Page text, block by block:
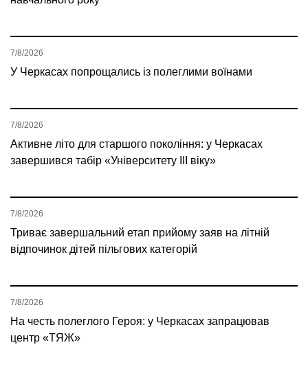
У Черкасах попрощались із полеглими воїнами
7/8/2026
Активне літо для старшого покоління: у Черкасах
завершився табір «Університету ІІІ віку»
7/8/2026
Триває завершальний етап прийому заяв на літній
відпочинок дітей пільгових категорій
7/8/2026
На честь полеглого Героя: у Черкасах запрацював
центр «ТЯЖ»
7/8/2026